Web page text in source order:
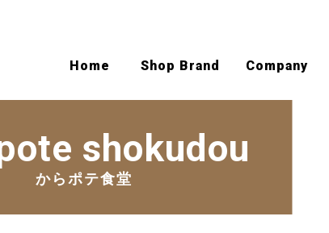
Home Shop Brand Company
shokudou
からポテ食堂